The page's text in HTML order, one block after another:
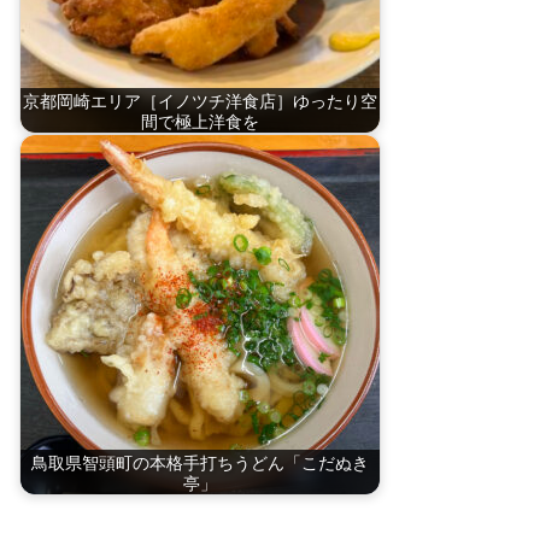
京都岡崎エリア［イノツチ洋食店］ゆったり空
間で極上洋食を
鳥取県智頭町の本格手打ちうどん「こだぬき
亭」